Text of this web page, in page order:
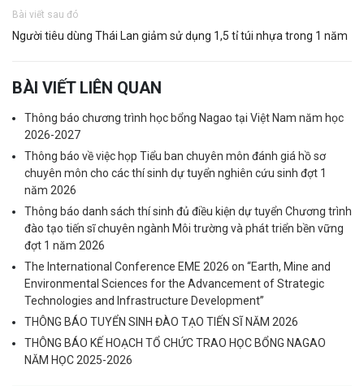
Bài viết sau đó
Người tiêu dùng Thái Lan giảm sử dụng 1,5 tỉ túi nhựa trong 1 năm
BÀI VIẾT LIÊN QUAN
Thông báo chương trình học bổng Nagao tại Việt Nam năm học
2026-2027
Thông báo về việc họp Tiểu ban chuyên môn đánh giá hồ sơ
chuyên môn cho các thí sinh dự tuyển nghiên cứu sinh đợt 1
năm 2026
Thông báo danh sách thí sinh đủ điều kiện dự tuyển Chương trình
đào tạo tiến sĩ chuyên ngành Môi trường và phát triển bền vững
đợt 1 năm 2026
The International Conference EME 2026 on “Earth, Mine and
Environmental Sciences for the Advancement of Strategic
Technologies and Infrastructure Development”
THÔNG BÁO TUYỂN SINH ĐÀO TẠO TIẾN SĨ NĂM 2026
THÔNG BÁO KẾ HOẠCH TỔ CHỨC TRAO HỌC BỔNG NAGAO
NĂM HỌC 2025-2026